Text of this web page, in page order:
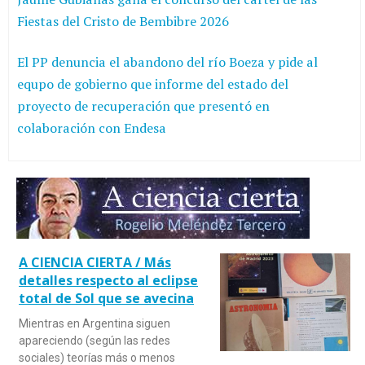
Fiestas del Cristo de Bembibre 2026
El PP denuncia el abandono del río Boeza y pide al
equpo de gobierno que informe del estado del
proyecto de recuperación que presentó en
colaboración con Endesa
A CIENCIA CIERTA / Más
detalles respecto al eclipse
total de Sol que se avecina
Mientras en Argentina siguen
apareciendo (según las redes
sociales) teorías más o menos